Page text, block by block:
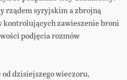
rządem syryjskim a zbrojną
kontrolujących zawieszenie broni
podjęcia rozmów
dzisiejszego wieczoru,